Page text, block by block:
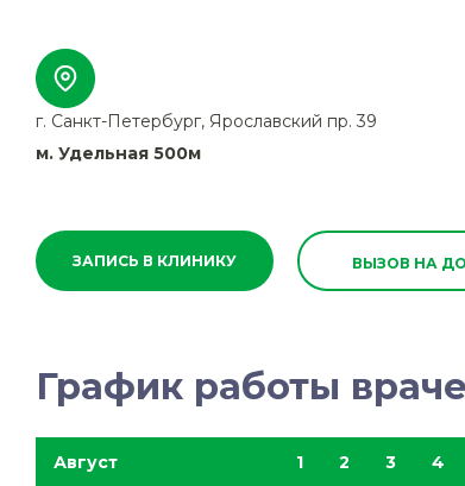
г. Санкт-Петербург, Ярославский пр. 39
м. Удельная 500м
ЗАПИСЬ В КЛИНИКУ ВЫЗОВ НА
График работы
Август 1 2 3 4